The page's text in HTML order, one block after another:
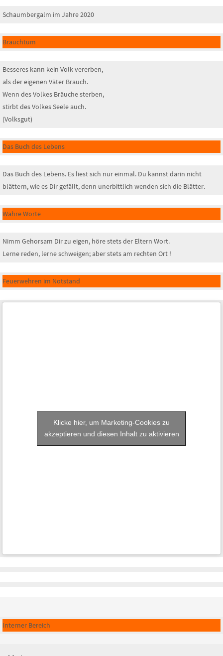
Schaumbergalm im Jahre 2020
Brauchtum
Besseres kann kein Volk vererben,
als der eigenen Väter Brauch.
Wenn des Volkes Bräuche sterben,
stirbt des Volkes Seele auch.
(Volksgut)
Das Buch des Lebens
Das Buch des Lebens. Es liest sich nur einmal. Du kannst darin nicht
blättern, wie es Dir gefällt, denn unerbittlich wenden sich die Blätter.
Wahre Worte
Nimm Gehorsam Dir zu eigen, höre stets der Eltern Wort.
Lerne reden, lerne schweigen; aber stets am rechten Ort !
Feuerwehren im Notstand
Klicke hier, um Marketing-Cookies zu
akzeptieren und diesen Inhalt zu aktivieren
Interner Bereich